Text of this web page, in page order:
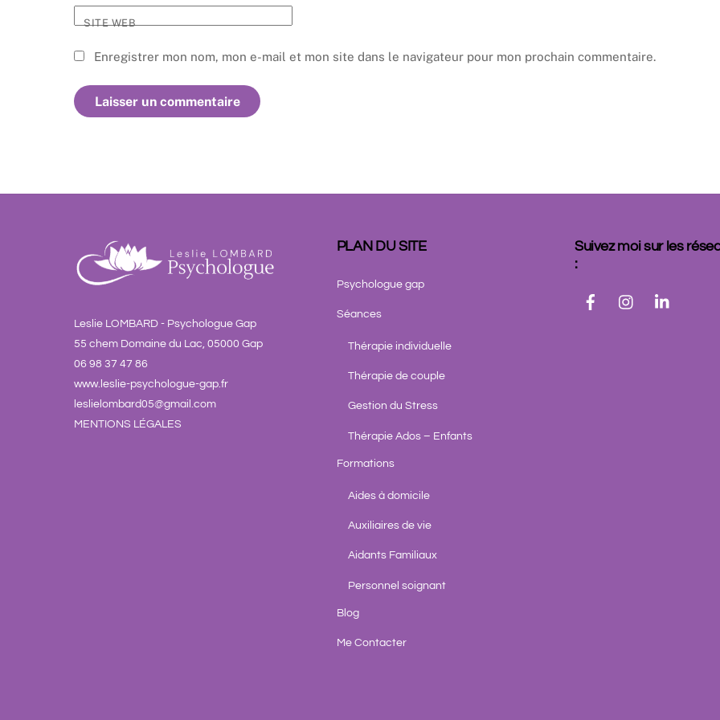
SITE WEB
Enregistrer mon nom, mon e-mail et mon site dans le navigateur pour mon prochain commentaire.
Leslie LOMBARD - Psychologue Gap
55 chem Domaine du Lac, 05000 Gap
06 98 37 47 86
www.leslie-psychologue-gap.fr
leslielombard05@gmail.com
MENTIONS LÉGALES
PLAN DU SITE
Psychologue gap
Séances
Thérapie individuelle
Thérapie de couple
Gestion du Stress
Thérapie Ados – Enfants
Formations
Aides à domicile
Auxiliaires de vie
Aidants Familiaux
Personnel soignant
Blog
Me Contacter
Suivez moi sur les
: